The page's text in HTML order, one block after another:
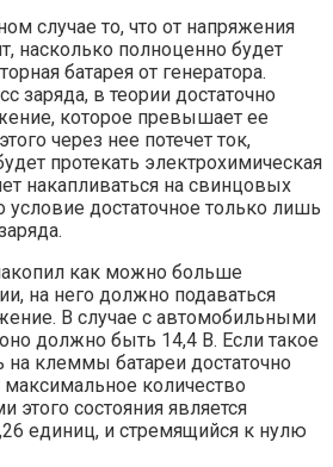
случае то, что от напряжения
насколько полноценно будет
батарея от генератора.
заряда, в теории достаточно
которое превышает ее
через нее потечет ток,
протекать электрохимическая
накапливаться на свинцовых
условие достаточное только лишь
как можно больше
на него должно подаваться
В случае с автомобильными
должно быть 14,4 В. Если такое
на клеммы батареи достаточно
максимальное количество
этого состояния является
единиц, и стремящийся к нулю